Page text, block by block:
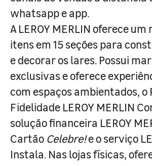
whatsapp e app.
A LEROY MERLIN oferece
itens em 15 seções para
e decorar os lares. Possui
exclusivas e oferece
com espaços ambientados, o
Fidelidade LEROY MERLIN
solução financeira LEROY
Cartão Celebre!e o serviço
Instala. Nas lojas físicas,